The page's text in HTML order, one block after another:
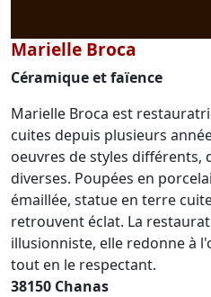
Marielle Broca
Céramique et faïence
Marielle Broca est
cuites depuis plusieurs
oeuvres de styles différents,
diverses. Poupées en
émaillée, statue en terre
retrouvent éclat. La
illusionniste, elle redonne à
tout en le respectant.
38150 Chanas